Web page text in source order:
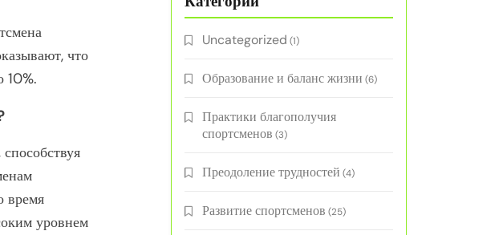
что
10%.
время
уровнем
Uncategorized (1)
Образование и баланс жизни (6)
Практики благополучия
спортсменов (3)
Преодоление трудностей (4)
Развитие спортсменов (25)